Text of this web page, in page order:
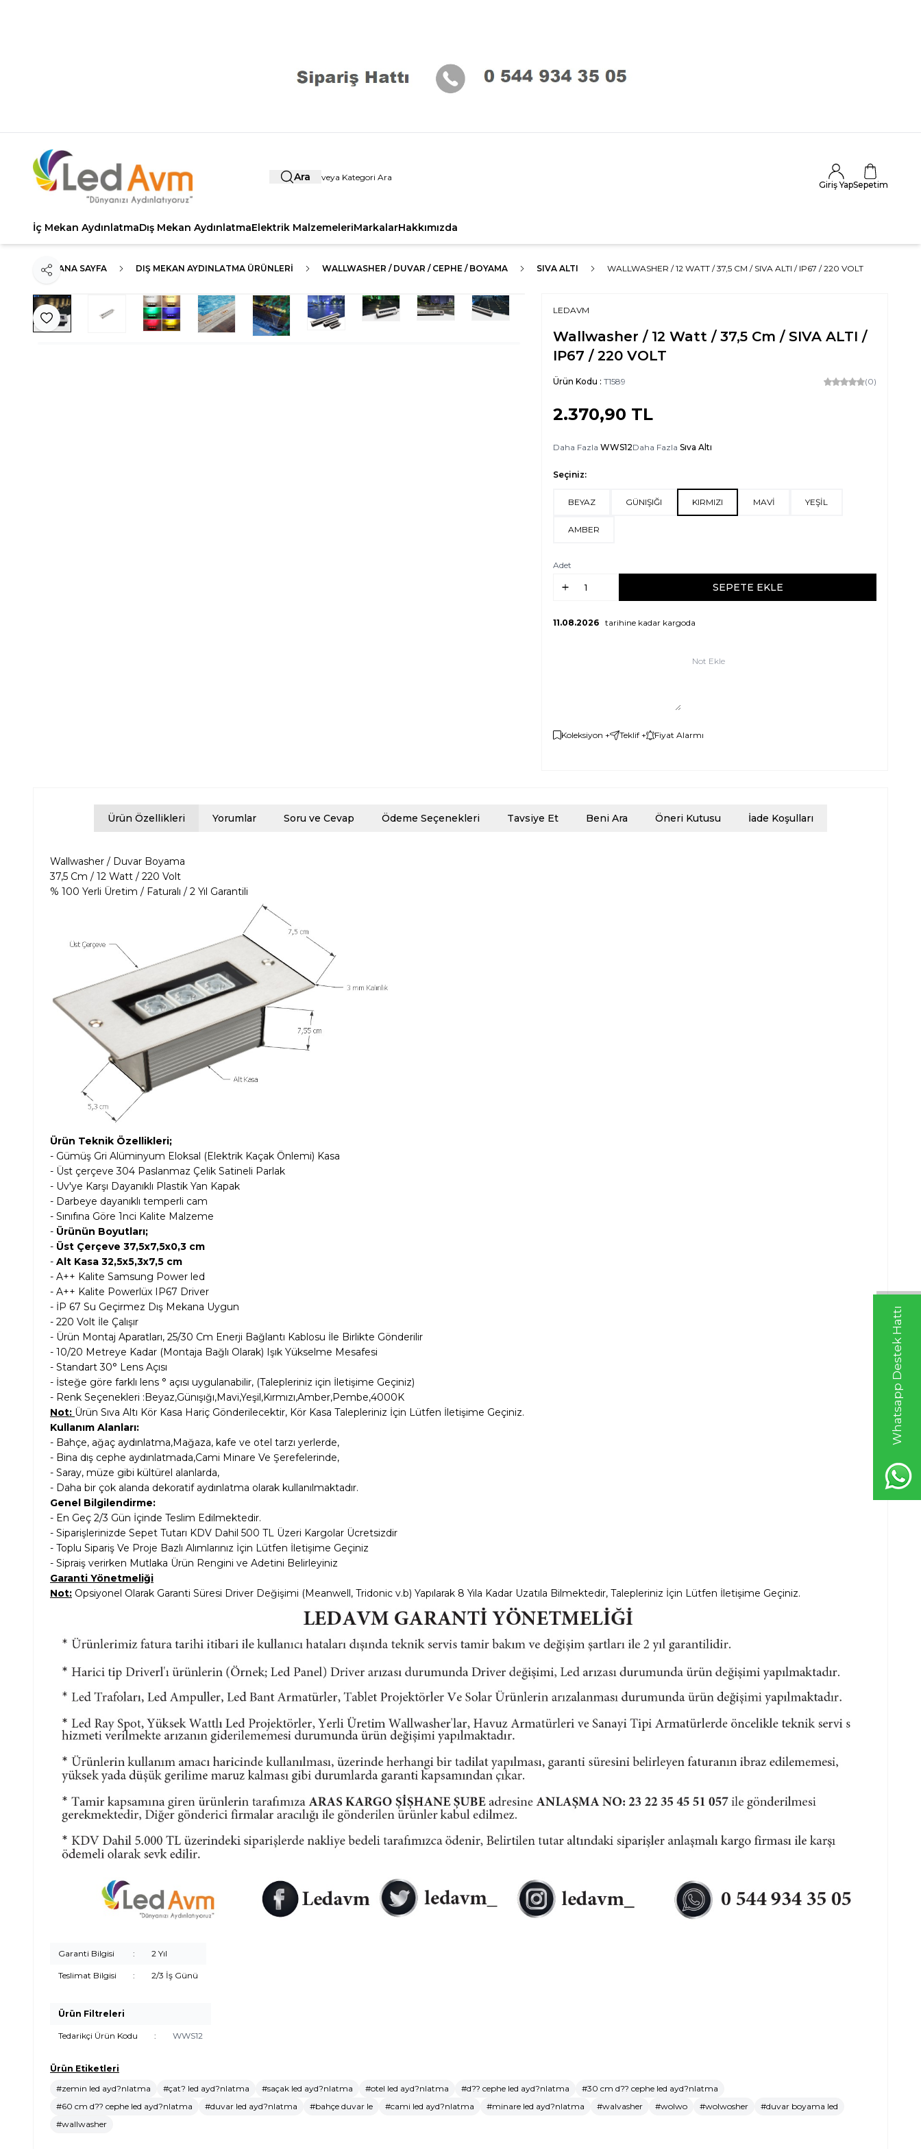
Whatsapp Destek Hattı
Ara
Giriş YapSepetim
İç Mekan AydınlatmaDış Mekan AydınlatmaElektrik MalzemeleriMarkalarHakkımızda
ANA SAYFA DIŞ MEKAN AYDINLATMA ÜRÜNLERI WALLWASHER / DUVAR / CEPHE / BOYAMA SIVA ALTI WALLWASHER / 12 WATT / 37,5 CM / SIVA ALTI / IP67 / 220 VOLT
Favoriye Ekle
Paylaş
LEDAVM
Wallwasher / 12 Watt / 37,5 Cm / SIVA ALTI /
IP67 / 220 VOLT
Ürün Kodu : T1589 (0)
2.370,90 TL
Daha Fazla WWS12Daha Fazla Sıva Altı
Seçiniz:
BEYAZ GÜNIŞIĞI KIRMIZI MAVİ YEŞİL
AMBER
Adet
SEPETE EKLE
11.08.2026 tarihine kadar kargoda
Not Ekle
Koleksiyon + Teklif + Fiyat Alarmı
Ürün Özellikleri Yorumlar Soru ve Cevap Ödeme Seçenekleri Tavsiye Et Beni Ara Öneri Kutusu İade Koşulları
Wallwasher / Duvar Boyama
37,5 Cm / 12 Watt / 220 Volt
% 100 Yerli Üretim / Faturalı / 2 Yıl Garantili
Ürün Teknik Özellikleri;
- Gümüş Gri Alüminyum Eloksal (Elektrik Kaçak Önlemi) Kasa
- Üst çerçeve 304 Paslanmaz Çelik Satineli Parlak
- Uv'ye Karşı Dayanıklı Plastik Yan Kapak
- Darbeye dayanıklı temperli cam
- Sınıfına Göre 1nci Kalite Malzeme
- Ürünün Boyutları;
- Üst Çerçeve 37,5x7,5x0,3 cm
- Alt Kasa 32,5x5,3x7,5 cm
- A++ Kalite Samsung Power led
- A++ Kalite Powerlüx IP67 Driver
- İP 67 Su Geçirmez Dış Mekana Uygun
- 220 Volt İle Çalışır
- Ürün Montaj Aparatları, 25/30 Cm Enerji Bağlantı Kablosu İle Birlikte Gönderilir
- 10/20 Metreye Kadar (Montaja Bağlı Olarak) Işık Yükselme Mesafesi
- Standart 30° Lens Açısı
- İsteğe göre farklı lens ° açısı uygulanabilir, (Talepleriniz için İletişime Geçiniz)
- Renk Seçenekleri :Beyaz,Günışığı,Mavi,Yeşil,Kırmızı,Amber,Pembe,4000K
Not: Ürün Sıva Altı Kör Kasa Hariç Gönderilecektir, Kör Kasa Talepleriniz İçin Lütfen İletişime Geçiniz.
Kullanım Alanları:
- Bahçe, ağaç aydınlatma,Mağaza, kafe ve otel tarzı yerlerde,
- Bina dış cephe aydınlatmada,Cami Minare Ve Şerefelerinde,
- Saray, müze gibi kültürel alanlarda,
- Daha bir çok alanda dekoratif aydınlatma olarak kullanılmaktadır.
Genel Bilgilendirme:
- En Geç 2/3 Gün İçinde Teslim Edilmektedir.
- Siparişlerinizde Sepet Tutarı KDV Dahil 500 TL Üzeri Kargolar Ücretsizdir
- Toplu Sipariş Ve Proje Bazlı Alımlarınız İçin Lütfen İletişime Geçiniz
- Sipraiş verirken Mutlaka Ürün Rengini ve Adetini Belirleyiniz
Garanti Yönetmeliği
Not: Opsiyonel Olarak Garanti Süresi Driver Değişimi (Meanwell, Tridonic v.b) Yapılarak 8 Yıla Kadar Uzatıla Bilmektedir, Talepleriniz İçin Lütfen İletişime Geçiniz.
Garanti Bilgisi : 2 Yıl
Teslimat Bilgisi : 2/3 İş Günü
Ürün Filtreleri
Tedarikçi Ürün Kodu : WWS12
Ürün Etiketleri
#zemin led ayd?nlatma
#çat? led ayd?nlatma #saçak led ayd?nlatma #otel led ayd?nlatma #d?? cephe led ayd?nlatma
#30 cm d?? cephe led ayd?nlatma
#60 cm d?? cephe led ayd?nlatma
#duvar led ayd?nlatma #bahçe duvar le #cami led ayd?nlatma #minare led ayd?nlatma #walvasher #wolwo #wolwosher
#duvar boyama led
#wallwasher